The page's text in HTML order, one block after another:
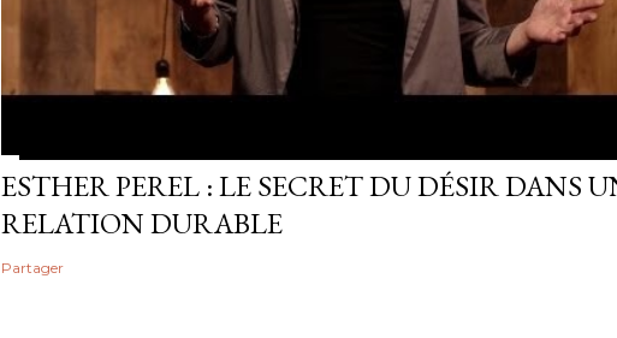
ESTHER PEREL : LE SECRET DU DÉSIR DANS
RELATION DURABLE
Partager